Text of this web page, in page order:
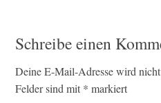
Schreibe einen
Deine E-Mail-Adresse wird
Felder sind mit * markiert